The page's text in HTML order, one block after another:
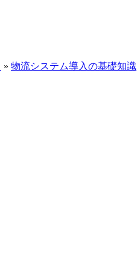
» 物流システム導入の基礎知識